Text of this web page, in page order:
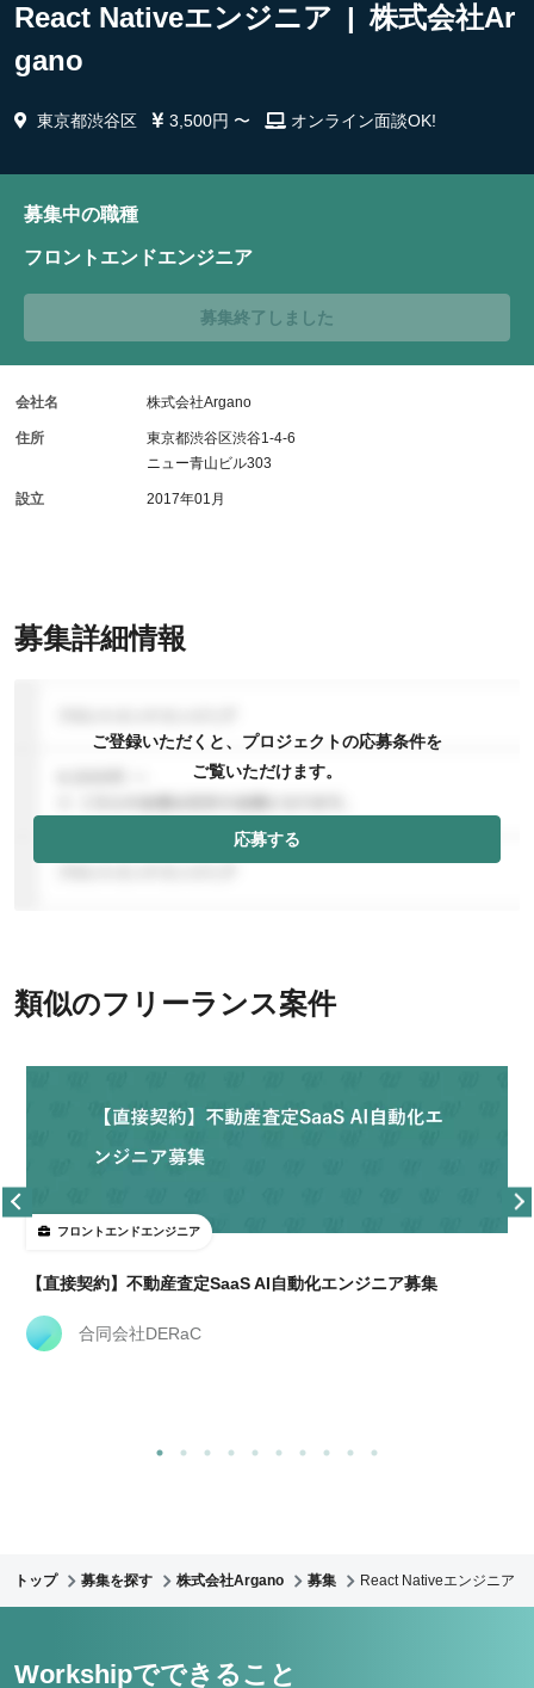
React Nativeエンジニア | 株式会社Ar
gano
東京都渋谷区 3,500円 〜 オンライン面談OK!
募集詳細情報
ご登録いただくと、プロジェクトの応募条件を
ご覧いただけます。
応募する
募集中の職種
フロントエンドエンジニア
募集終了しました
会社名 株式会社Argano
住所
東京都渋谷区渋谷1-4-6
ニュー青山ビル303
設立 2017年01月
類似のフリーランス案件
フロントエンドエンジニア
【直接契約】不動産査定SaaS AI自動化エンジニア募集
合同会社DERaC
トップ 募集を探す 株式会社Argano 募集 React Nativeエンジニア
Workshipでできること